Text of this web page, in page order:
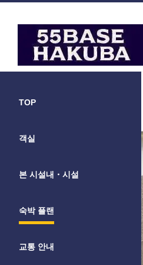
TOP
객실
본 시설내・시설
숙박 플랜
교통 안내